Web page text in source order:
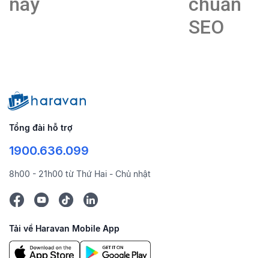
SEO
Tổng đài hỗ trợ
1900.636.099
8h00 - 21h00 từ Thứ Hai - Chủ nhật
Tải về Haravan Mobile App